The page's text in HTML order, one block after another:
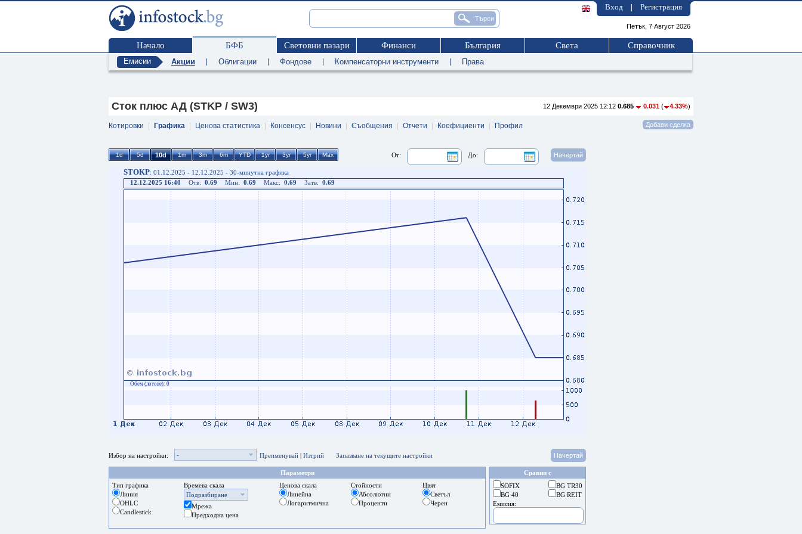
Вход Регистрация
Петък, 7 Август 2026
Начало БФБ Световни пазари Финанси България Света Справочник
Емисии Акции Облигации Фондове Компенсаторни инструменти Права
12 Декември 2025 12:12 0.685 0.031 ( 4.33%)
Сток плюс АД (STKP / SW3)
Котировки Графика Ценова статистика Консенсус Новини Съобщения Отчети Коефициенти Профил
До:
От:
STOKP: 01.12.2025 - 12.12.2025 - 30-минутна графика
12.12.2025 16:40
Отв: 0.69 Мин: 0.69 Макс: 0.69 Затв: 0.69
Обем (лотове): 0
Избор на настройки: - Преименувай | Изтрий Запазване на текущите настройки
Сравни с
BG TR30
BG REIT
SOFIX
BG 40
Емисия:
Параметри
Тип графика
Линия
OHLC
Candlestick
Времева скала
Подразбиране
Мрежа
Предходна цена
Ценова скала
Линейна
Логаритмична
Стойности
Абсолютни
Проценти
Цвят
Светъл
Черен